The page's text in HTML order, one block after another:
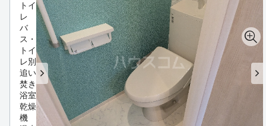
トイ
レ
バ
ス・
トイ
レ別
追い
焚き
浴室
乾燥
機